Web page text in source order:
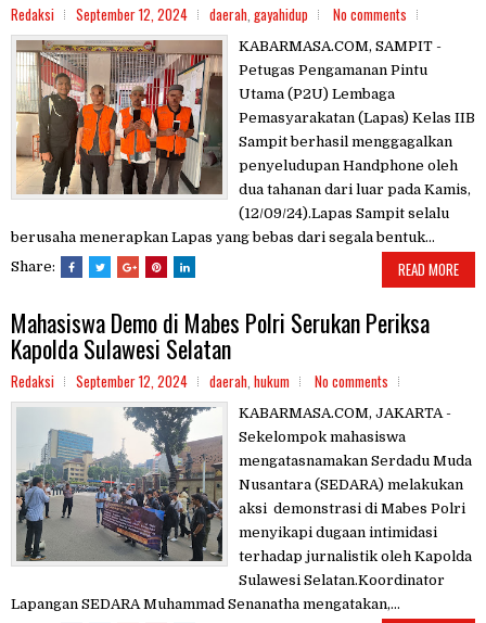
Redaksi September 12, 2024 daerah gayahidup No comments
KABARMASA.COM, SAMPIT -
Petugas Pengamanan Pintu
Utama (P2U) Lembaga
Pemasyarakatan (Lapas) Kelas IIB
Sampit berhasil menggagalkan
penyeludupan Handphone oleh
dua tahanan dari luar pada Kamis,
(12/09/24).Lapas Sampit selalu
berusaha menerapkan Lapas yang bebas dari segala bentuk...
Share:
READ MORE
Mahasiswa Demo di Mabes Polri Serukan Periksa
Kapolda Sulawesi Selatan
Redaksi September 12, 2024 daerah hukum No comments
KABARMASA.COM, JAKARTA -
Sekelompok mahasiswa
mengatasnamakan Serdadu Muda
Nusantara (SEDARA) melakukan
aksi demonstrasi di Mabes Polri
menyikapi dugaan intimidasi
terhadap jurnalistik oleh Kapolda
Sulawesi Selatan.Koordinator
Lapangan SEDARA Muhammad Senanatha mengatakan,...